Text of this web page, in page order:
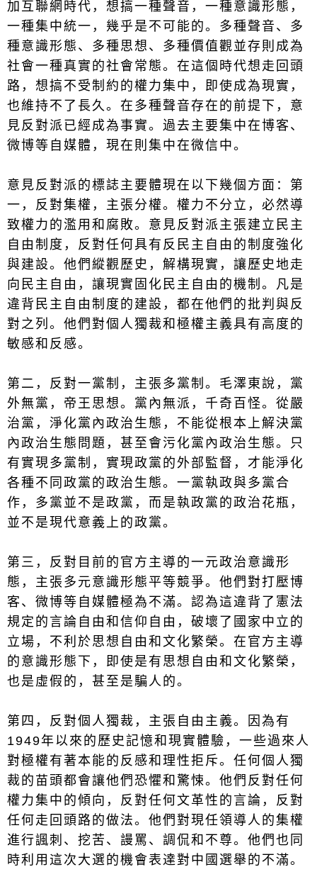
加互聯網時代，想搞一種聲音，一種意識形態，
一種集中統一，幾乎是不可能的。多種聲音、多
種意識形態、多種思想、多種價值觀並存則成為
社會一種真實的社會常態。在這個時代想走回頭
路，想搞不受制約的權力集中，即使成為現實，
也維持不了長久。在多種聲音存在的前提下，意
見反對派已經成為事實。過去主要集中在博客、
微博等自媒體，現在則集中在微信中。
意見反對派的標誌主要體現在以下幾個方面：第
一，反對集權，主張分權。權力不分立，必然導
致權力的濫用和腐敗。意見反對派主張建立民主
自由制度，反對任何具有反民主自由的制度強化
與建設。他們縱觀歷史，解構現實，讓歷史地走
向民主自由，讓現實固化民主自由的機制。凡是
違背民主自由制度的建設，都在他們的批判與反
對之列。他們對個人獨裁和極權主義具有高度的
敏感和反感。
第二，反對一黨制，主張多黨制。毛澤東說，黨
外無黨，帝王思想。黨內無派，千奇百怪。從嚴
治黨，淨化黨內政治生態，不能從根本上解決黨
內政治生態問題，甚至會污化黨內政治生態。只
有實現多黨制，實現政黨的外部監督，才能淨化
各種不同政黨的政治生態。一黨執政與多黨合
作，多黨並不是政黨，而是執政黨的政治花瓶，
並不是現代意義上的政黨。
第三，反對目前的官方主導的一元政治意識形
態，主張多元意識形態平等競爭。他們對打壓博
客、微博等自媒體極為不滿。認為這違背了憲法
規定的言論自由和信仰自由，破壞了國家中立的
立場，不利於思想自由和文化繁榮。在官方主導
的意識形態下，即使是有思想自由和文化繁榮，
也是虛假的，甚至是騙人的。
第四，反對個人獨裁，主張自由主義。因為有
1949年以來的歷史記憶和現實體驗，一些過來人
對極權有著本能的反感和理性拒斥。任何個人獨
裁的苗頭都會讓他們恐懼和驚悚。他們反對任何
權力集中的傾向，反對任何文革性的言論，反對
任何走回頭路的做法。他們對現任領導人的集權
進行諷刺、挖苦、謾罵、調侃和不尊。他們也同
時利用這次大選的機會表達對中國選舉的不滿。